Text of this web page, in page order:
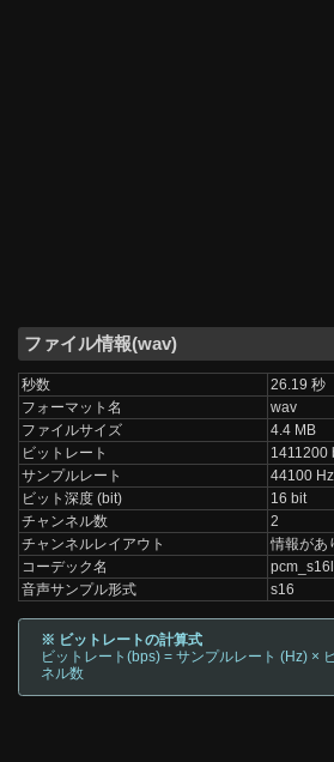
ファイル情報(wav)
秒数
26.19 秒
フォーマット名
wav
ファイルサイズ
4.4 MB
ビットレート
1411200
サンプルレート
44100 Hz
ビット深度 (bit)
16 bit
チャンネル数
2
チャンネルレイアウト
情報があ
コーデック名
音声サンプル形式
s16
※ ビットレートの計算式
ビットレート(bps) = サンプルレート (Hz) ×
ネル数